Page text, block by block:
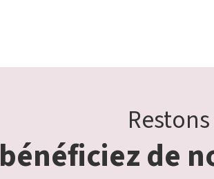
bénéficiez de